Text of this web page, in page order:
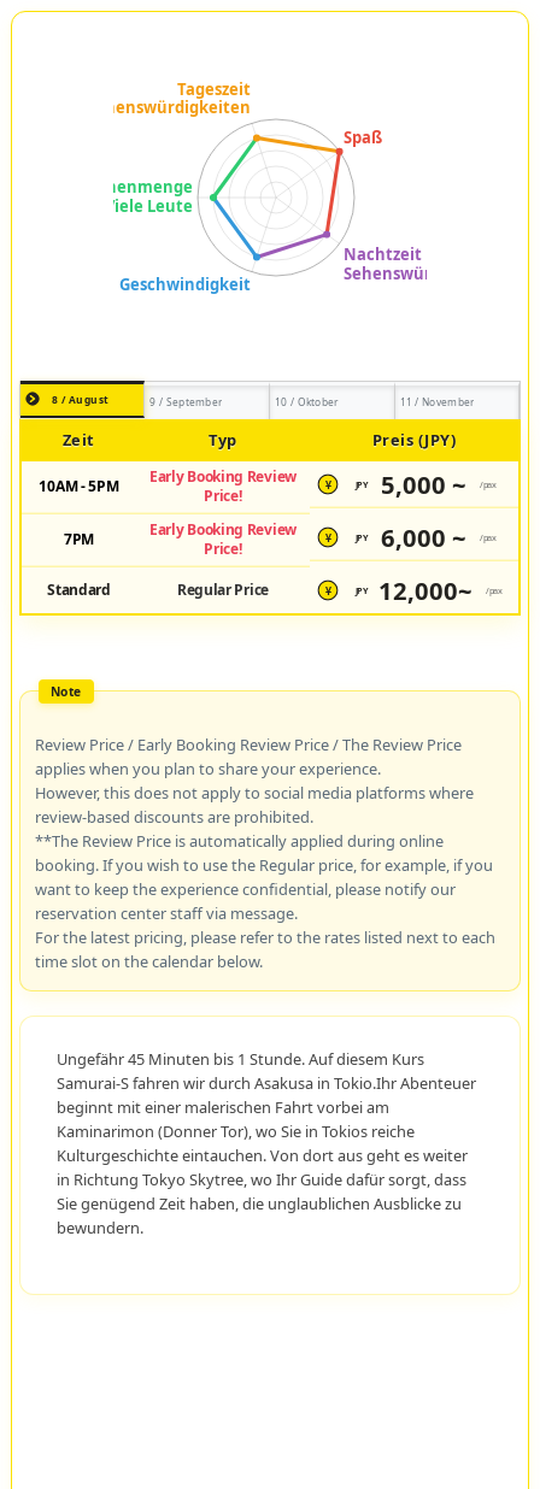
8 / August 9 / September 10 / Oktober 11 / November
Zeit Typ Preis (JPY)
10AM - 5PM
Early Booking Review
Price!
¥ JPY 5,000 ~ /pax
7PM
Early Booking Review
Price!
¥ JPY 6,000 ~ /pax
Standard Regular Price ¥ JPY 12,000~ /pax
Review Price / Early Booking Review Price / The Review Price
applies when you plan to share your experience.
However, this does not apply to social media platforms where
review-based discounts are prohibited.
**The Review Price is automatically applied during online
booking. If you wish to use the Regular price, for example, if you
want to keep the experience confidential, please notify our
reservation center staff via message.
For the latest pricing, please refer to the rates listed next to each
time slot on the calendar below.
Ungefähr 45 Minuten bis 1 Stunde. Auf diesem Kurs
Samurai-S fahren wir durch Asakusa in Tokio.Ihr Abenteuer
beginnt mit einer malerischen Fahrt vorbei am
Kaminarimon (Donner Tor), wo Sie in Tokios reiche
Kulturgeschichte eintauchen. Von dort aus geht es weiter
in Richtung Tokyo Skytree, wo Ihr Guide dafür sorgt, dass
Sie genügend Zeit haben, die unglaublichen Ausblicke zu
bewundern.